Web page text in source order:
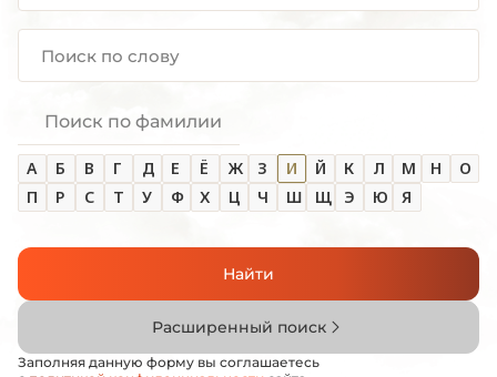
Поиск по фамилии
А Б В Г Д Е Ё Ж З И Й К Л М Н
О
П
Р С Т У Ф Х Ц Ч Ш Щ Э Ю Я
Найти
Расширенный поиск
Заполняя данную форму вы соглашаетесь